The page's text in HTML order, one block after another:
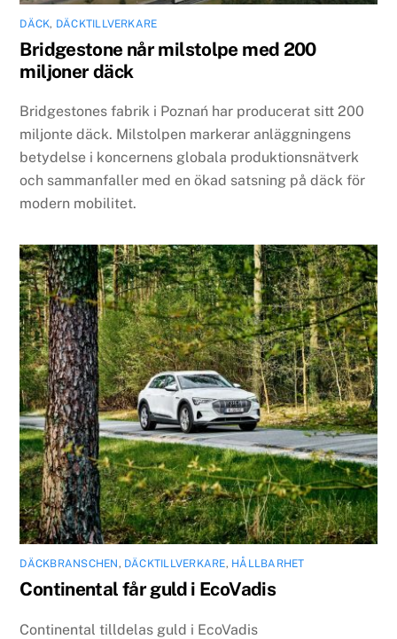
DÄCK, DÄCKTILLVERKARE
Bridgestone når milstolpe med 200
miljoner däck
Bridgestones fabrik i Poznań har producerat sitt 200
miljonte däck. Milstolpen markerar anläggningens
betydelse i koncernens globala produktionsnätverk
och sammanfaller med en ökad satsning på däck för
modern mobilitet.
DÄCKBRANSCHEN , DÄCKTILLVERKARE, HÅLLBARHET
Continental får guld i EcoVadis
Continental tilldelas guld i EcoVadis